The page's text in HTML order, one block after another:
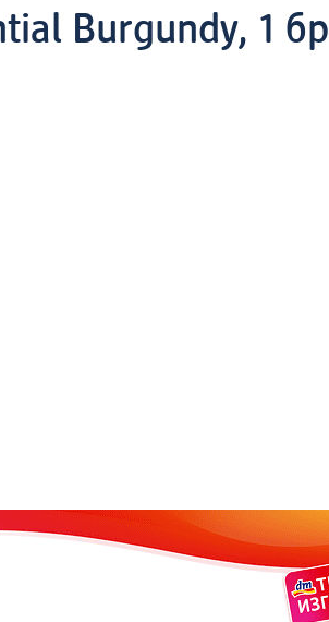
Burgundy, 1 бр